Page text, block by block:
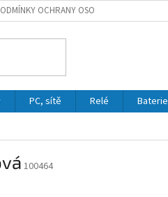
OCHRANY OSOBNÍCH ÚDAJŮ
PC, sítě Relé Baterie
100464